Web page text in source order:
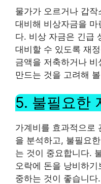
물가가 오르거나 갑
대비해 비상자금을
다. 비상 자금은 긴급
대비할 수 있도록 재
금액을 저축하거나
만드는 것을 고려해
5. 불필요한
가계비를 효과적으로
을 분석하고, 불필요
는 것이 중요합니다.
오락에 돈을 낭비하
중하는 것이 좋습니